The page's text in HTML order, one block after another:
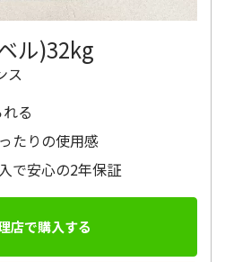
ル)32kg
ス
る
たりの使用感
で安心の2年保証
店で購入する